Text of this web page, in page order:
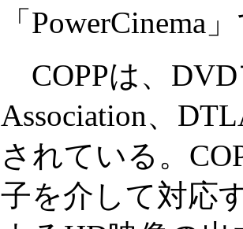
「
COPPは、
Association、
されている。
子を介して対応